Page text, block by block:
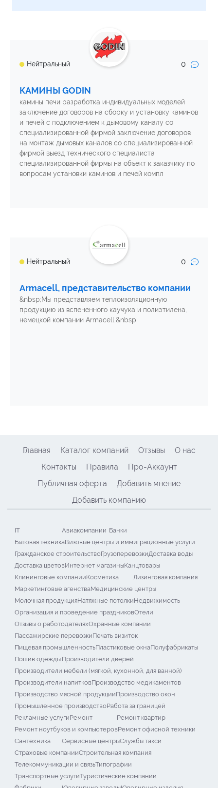
Нейтральный 0
КАМИНЫ GODIN
камины печи разработка индивидуальных моделей
заключение договоров на сборку и установку каминов
и печей с подключением к дымовому каналу со
специализированной фирмой заключение договоров
на монтаж дымовых каналов со специализированной
фирмой выезд технического специалиста
специализированной фирмы на объект к заказчику по
вопросам установки каминов и печей компл
Нейтральный 0
Armacell, представительство компании
&nbsp;Мы представляем теплоизоляционную
продукцию из вспененного каучука и полиэтилена,
немецкой компании Armacell.&nbsp;
Главная Каталог компаний Отзывы
О нас
Контакты
Правила
Про-Аккаунт
Публичная оферта
Добавить мнение
Добавить компанию
IT Авиакомпании Банки
Бытовая техникаВизовые центры и иммиграционные услуги
Гражданское строительствоГрузоперевозкиДоставка воды
Доставка цветовИнтернет магазиныКанцтовары
Клининговые компанииКосметика
Лизинговая компания
Маркетинговые агенстваМедицинские центры
Молочная продукцияНатяжные потолкиНедвижимость
Организация и проведение праздниковОтели
Отзывы о работодателяхОхранные компании
Пассажирские перевозкиПечать визиток
Пищевая промышленностьПластиковые окнаПолуфабрикаты
Пошив одежды Производители дверей
Производители мебели (мягкой, кухонной, для ванной)
Производители напитковПроизводство медикаментов
Производство мясной продукцииПроизводство окон
Промышленное производствоРабота за границей
Рекламные услугиРемонт
Ремонт квартир
Ремонт ноутбуков и компьютеровРемонт офисной техники
Сантехника
Сервисные центрыСлужбы такси
Страховые компанииСтроительная компания
Телекоммуникации и связьТипографии
Транспортные услугиТуристические компании